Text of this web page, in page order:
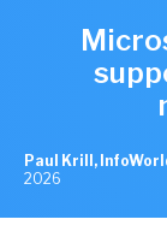
Paul Krill,
2026